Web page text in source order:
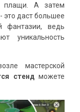
плащи. А затем
это даст большее
фантазии, ведь
уникальность
мастерской
стенд можете